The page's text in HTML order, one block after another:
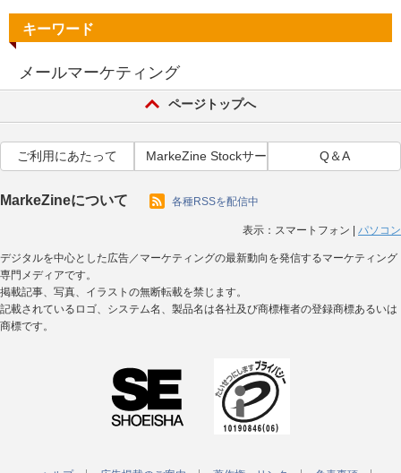
キーワード
メールマーケティング
ページトップへ
ご利用にあたって MarkeZine Stockサービス利用規約
Q＆A
MarkeZineについて 各種RSSを配信中
表示： スマートフォン パソコン
デジタルを中心とした広告／マーケティングの最新動向を発信するマーケティング
専門メディアです。
掲載記事、写真、イラストの無断転載を禁じます。
記載されているロゴ、システム名、製品名は各社及び商標権者の登録商標あるいは
商標です。